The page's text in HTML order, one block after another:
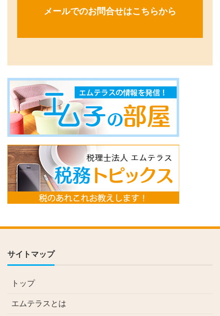
メールでのお問合せはこちらから
サイトマップ
トップ
エムテラスとは